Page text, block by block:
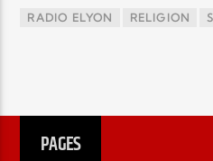
RADIO ELYON RELIGION
PAGES